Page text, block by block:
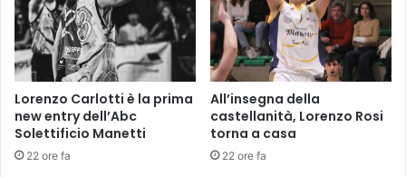
z
a
t
a
p
e
r
l
'
C
h
i
e
i
’
6
Lorenzo Carlotti è la prima
new entry dell’Abc
Solettificio Manetti
22 ore fa
All’insegna della
castellanità, Lorenzo Rosi
torna a casa
22 ore fa